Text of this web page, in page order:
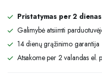
Pristatymas per 2 dienas
Galimybė atsiimti
14 dienų grąžinimo garantija
Atsakome per 2 valandas el.